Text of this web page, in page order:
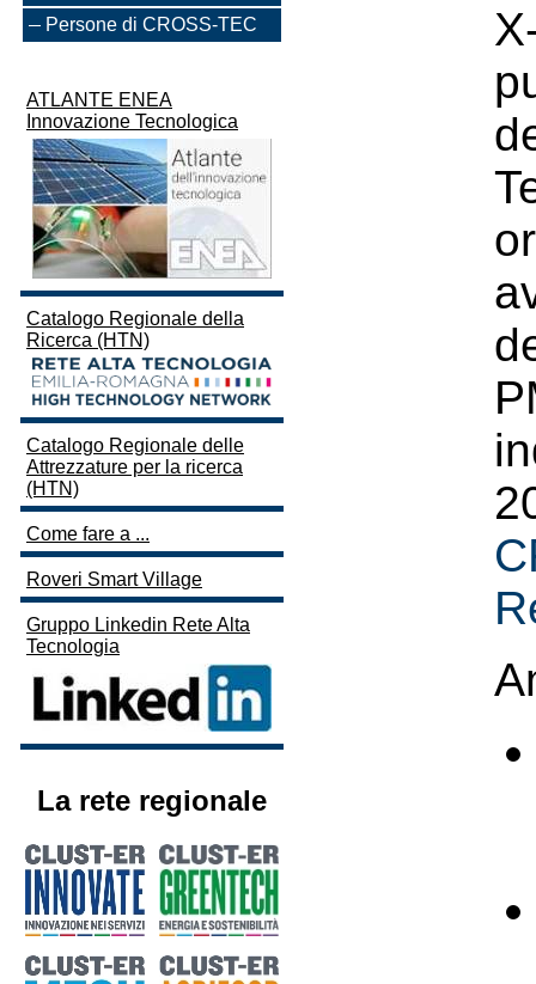
Persone di CROSS-TEC
ATLANTE ENEA
Innovazione Tecnologica
Catalogo Regionale della
Ricerca (HTN)
Catalogo Regionale delle
Attrezzature per la ricerca
(HTN)
Come fare a ...
Roveri Smart Village
Gruppo Linkedin Rete Alta
Tecnologia
La rete regionale